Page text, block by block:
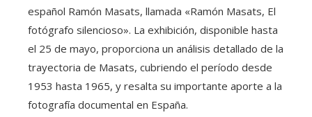
español Ramón Masats, llamada «Ramón Masats, El
fotógrafo silencioso». La exhibición, disponible hasta
el 25 de mayo, proporciona un análisis detallado de la
trayectoria de Masats, cubriendo el período desde
1953 hasta 1965, y resalta su importante aporte a la
fotografía documental en España.